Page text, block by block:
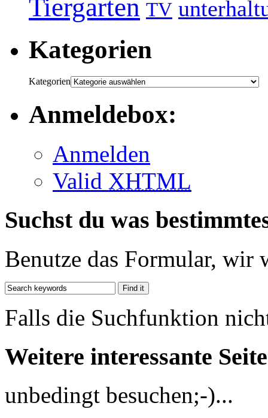
Tiergarten TV
Kategorien
Kategorien
Anmeldebox:
Anmelden
Valid XHTML
Suchst du was
Benutze das Formular, wir
Falls die Suchfunktion
Weitere interessante
unbedingt besuchen;-)...